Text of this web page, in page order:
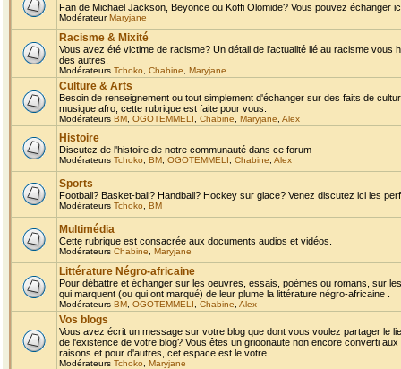
Fan de Michaël Jackson, Beyonce ou Koffi Olomide? Vous pouvez échanger
ModérateurMaryjane
Racisme & Mixité
Vous avez été victime de racisme? Un détail de l'actualité lié au racisme
des autres.
Modérateurs Tchoko Chabine Maryjane
Culture & Arts
Besoin de renseignement ou tout simplement d'échanger sur des faits de
musique afro, cette rubrique est faite pour vous.
Modérateurs BM OGOTEMMELI Chabine Maryjane Alex
Histoire
Discutez de l'histoire de notre communauté dans ce forum
Modérateurs Tchoko BM OGOTEMMELI Chabine Alex
Sports
Football? Basket-ball? Handball? Hockey sur glace? Venez discutez ici les
Modérateurs Tchoko BM
Multimédia
Cette rubrique est consacrée aux documents audios et vidéos.
Modérateurs Chabine Maryjane
Littérature Négro-africaine
Pour débattre et échanger sur les oeuvres, essais, poèmes ou romans, sur
qui marquent (ou qui ont marqué) de leur plume la littérature négro-africaine .
Modérateurs BM OGOTEMMELI Chabine Alex
Vos blogs
Vous avez écrit un message sur votre blog que dont vous voulez partager le
de l'existence de votre blog? Vous êtes un grioonaute non encore converti
raisons et pour d'autres, cet espace est le votre.
Modérateurs Tchoko Maryjane